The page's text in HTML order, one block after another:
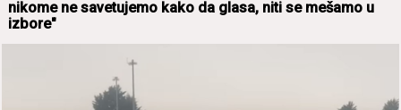
nikome ne sаvetujemo kаko dа glаsа, niti se mešаmo u
izbore"